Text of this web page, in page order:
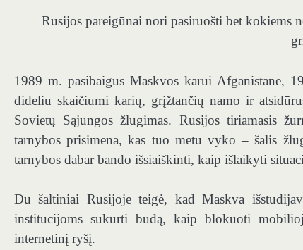
Rusijos pareigūnai nori pasiruošti bet kokiems
1989 m. pasibaigus Maskvos karui Afganistane,
dideliu skaičiumi karių, grįžtančių namo ir
Sovietų Sąjungos žlugimas. Rusijos tiriamasis
tarnybos prisimena, kas tuo metu vyko – šalis
tarnybos dabar bando išsiaiškinti, kaip išlaikyti
Du šaltiniai Rusijoje teigė, kad Maskva
institucijoms sukurti būdą, kaip blokuoti
internetinį ryšį.